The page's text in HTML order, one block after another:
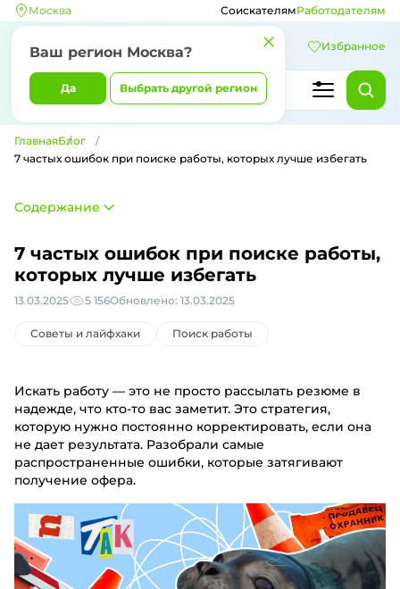
Москва
Ваш регион Москва?
Да Выбрать другой регион
СоискателямРаботодателям
Избранное
ГлавнаяБлог
7 частых ошибок при поиске работы, которых лучше избегать
7 частых ошибок при поиске работы,
которых лучше избегать
13.03.2025 5 156Обновлено: 13.03.2025
Советы и лайфхаки Поиск работы
Искать работу — это не просто рассылать резюме в
надежде, что кто-то вас заметит. Это стратегия,
которую нужно постоянно корректировать, если она
не дает результата. Разобрали самые
распространенные ошибки, которые затягивают
получение офера.
Содержание